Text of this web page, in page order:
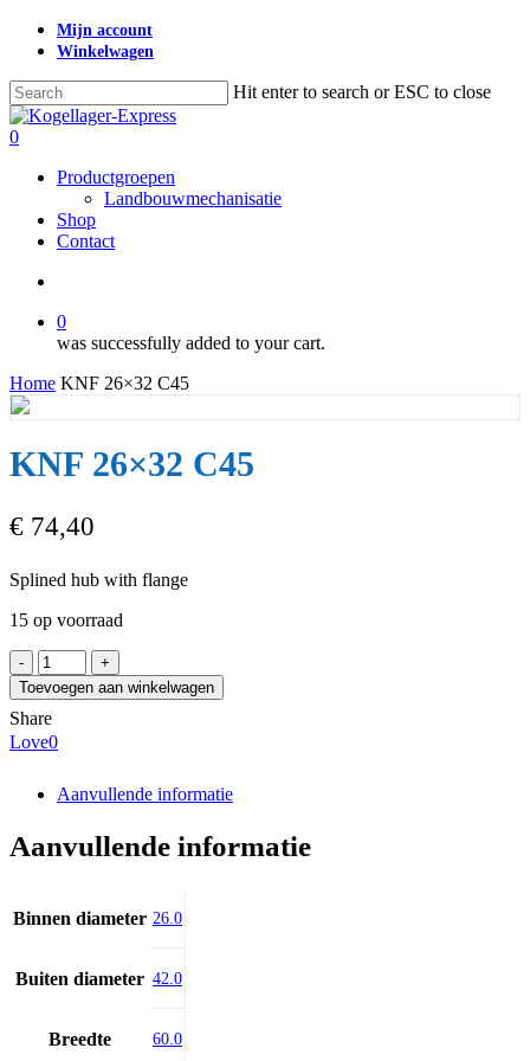
Skip
content
Mijn account
Winkelwagen
Hit enter to search or ESC to close
Close
Search
search
0
Productgroepen
Landbouwmechanisatie
Shop
Contact
0
was successfully added to your cart.
Home KNF 26×32 C45
KNF 26×32 C45
€ 74,40
Splined hub with flange
15 op voorraad
KNF
26x32
C45
aantal
Toevoegen aan winkelwagen
Share
Love0
Aanvullende informatie
Aanvullende informatie
Binnen diameter 26.0
Buiten diameter 42.0
Breedte 60.0